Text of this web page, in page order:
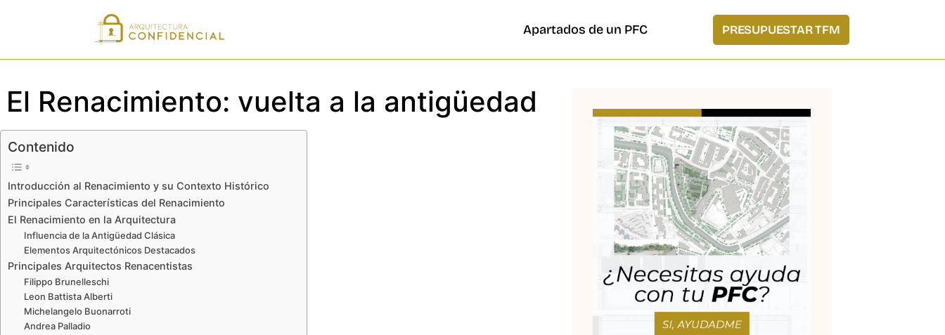
Apartados de un PFC PRESUPUESTAR TFM
El Renacimiento: vuelta a la antigüedad
Contenido
Introducción al Renacimiento y su Contexto Histórico
Principales Características del Renacimiento
El Renacimiento en la Arquitectura
Influencia de la Antigüedad Clásica
Elementos Arquitectónicos Destacados
Principales Arquitectos Renacentistas
Filippo Brunelleschi
Leon Battista Alberti
Michelangelo Buonarroti
Andrea Palladio